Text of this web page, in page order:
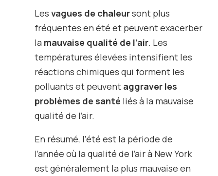
Lesvagues de chaleursont plus
fréquentes en été et peuvent exacerber
la mauvaise qualité de l’air. Les
températures élevées intensifient les
réactions chimiques qui forment les
polluants et peuvent aggraver les
problèmes de santé liés à la mauvaise
qualité de l’air.
En résumé, l’été est la période de
l’année où la qualité de l’air à New York
est généralement la plus mauvaise en